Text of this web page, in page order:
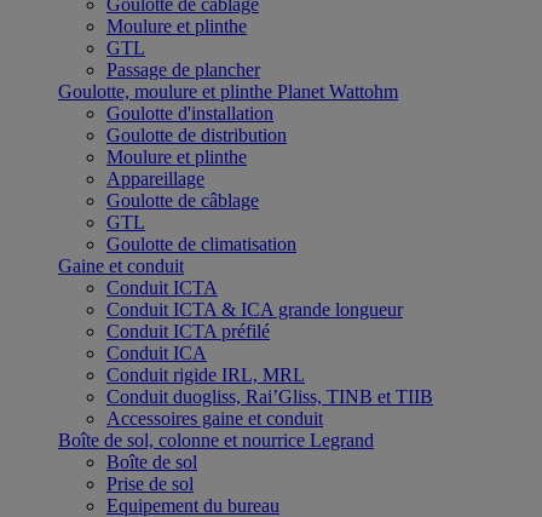
Goulotte de câblage
Moulure et plinthe
GTL
Passage de plancher
Goulotte, moulure et plinthe Planet Wattohm
Goulotte d'installation
Goulotte de distribution
Moulure et plinthe
Appareillage
Goulotte de câblage
GTL
Goulotte de climatisation
Gaine et conduit
Conduit ICTA
Conduit ICTA & ICA grande longueur
Conduit ICTA préfilé
Conduit ICA
Conduit rigide IRL, MRL
Conduit duogliss, Rai’Gliss, TINB et TIIB
Accessoires gaine et conduit
Boîte de sol, colonne et nourrice Legrand
Boîte de sol
Prise de sol
Equipement du bureau